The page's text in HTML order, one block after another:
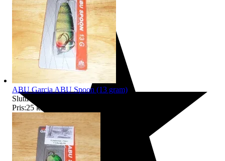
ABU Garcia ABU Spoon (13 gram)
Sluttid
Pris:25 kr